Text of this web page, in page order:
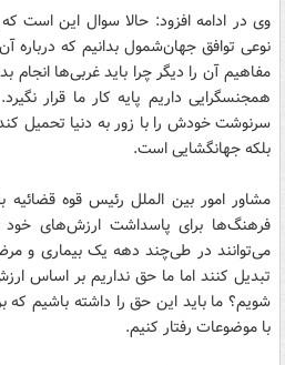
وی در ادامه افزود: حالا سوال این است
نوعی توافق جهان‌شمول بدانیم که درباره
مفاهیم آن را دیگر چرا باید غربی‌ها انجام
همجنسگرایی داریم پایه کار ما قرار
سرنوشت خودش را با زور به دنیا تحمیل
بلکه جهانگشایی است.
مشاور امور بین الملل رئیس قوه
فرهنگ‌ها برای پاسداشت ارزش‌های
می‌توانند در طی‌چند دهه یک بیماری و
تبدیل کنند اما ما حق نداریم بر اساس
شویم؟ ما باید این حق را داشته باشیم
با موضوعات رفتار کنیم.